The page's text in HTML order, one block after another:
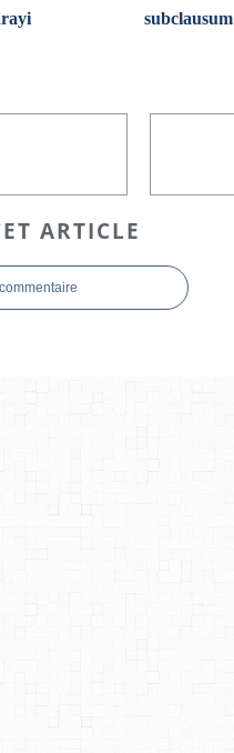
subclausum
ARTICLE